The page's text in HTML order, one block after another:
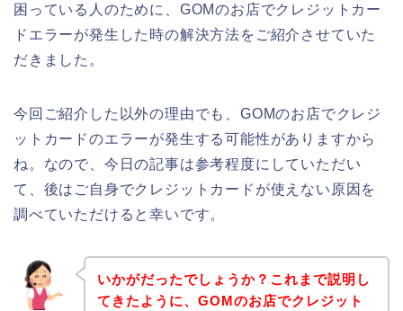
困っている人のために、GOMのお店でクレジットカー
ドエラーが発生した時の解決方法をご紹介させていた
だきました。
今回ご紹介した以外の理由でも、GOMのお店でクレジ
ットカードのエラーが発生する可能性がありますから
ね。なので、今日の記事は参考程度にしていただい
て、後はご自身でクレジットカードが使えない原因を
調べていただけると幸いです。
いかがだったでしょうか？これまで説明し
てきたように、GOMのお店でクレジット